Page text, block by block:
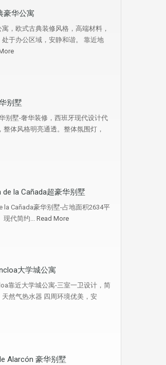
豪华公寓
，欧式古典装修风格，高端材料，
于办公区域，安静和谐。 靠近地
别墅
别墅-奢华装修，西班牙现代设计代
整体风格明亮通透。整体氛围灯，
de la Cañada超豪华别墅
la Cañada豪华别墅-占地面积2634平
现代简约...Read More
大学城公寓
靠近大学城公寓-三室一卫设计，简
然气热水器 四周环境优美，安
Alarcón 豪华别墅